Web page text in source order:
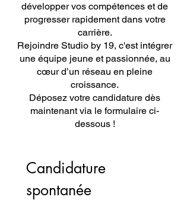
développer vos compétences et de
progresser rapidement dans votre
carrière.
Rejoindre Studio by 19, c'est intégrer
une équipe jeune et passionnée, au
cœur d’un réseau en pleine
croissance.
Déposez votre candidature dès
maintenant via le formulaire ci-
dessous !
Candidature
spontanée